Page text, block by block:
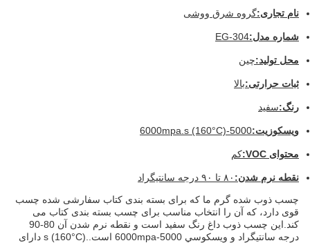
نام تجاری:گروه شرق ووشی
شماره مدل:EG-304
محل تولید:چین
ثبات حرارتی:بالا
رنگ:سفید
ويسکوزيت:5000-6000mpa.s (160°C)
محتوای VOC: کم
نقطه نرم شدن:۸۰ تا ۹۰ درجه سانتیگراد
چسب ذوب شده گرم ما که برای بسته بندی کتاب سفارشی شده چسب
قوی دارد، که آن را انتخاب مناسب برای چسب بسته بندی کتاب می
کند.این چسب ذوب داغ رنگ سفید است و نقطه نرم شدن آن 80-90
درجه سانتیگراد و ويسکوسي 5000-6000mpa است..s (160°C) دارای